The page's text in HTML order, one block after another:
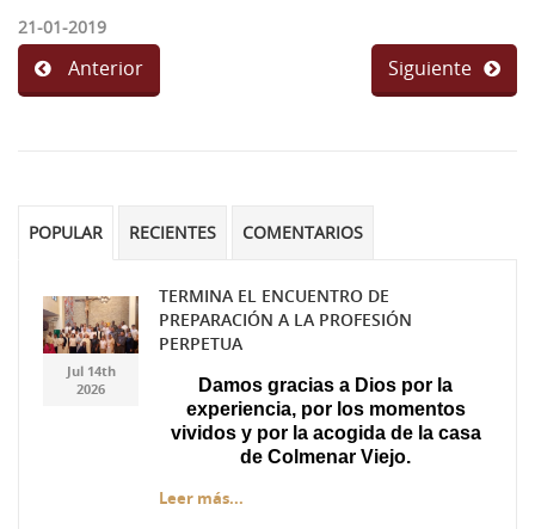
46 Semana (2017)
45 Semana (2016)
42 Semana (2013)
40 Semana (2011)
39 Semana (2010)
21-01-2019
Anterior Siguiente
POPULAR RECIENTES COMENTARIOS
Jul 14th
2026
TERMINA EL ENCUENTRO DE
PREPARACIÓN A LA PROFESIÓN
PERPETUA
Damos gracias a Dios por la
experiencia, por los momentos
vividos y por la acogida de la casa
de Colmenar Viejo.
Leer más...